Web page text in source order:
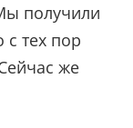
получили
с тех пор
же